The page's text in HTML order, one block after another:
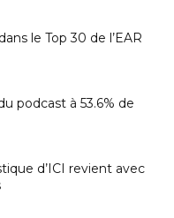
le Top 30 de l’EAR
podcast à 53.6% de
d’ICI revient avec